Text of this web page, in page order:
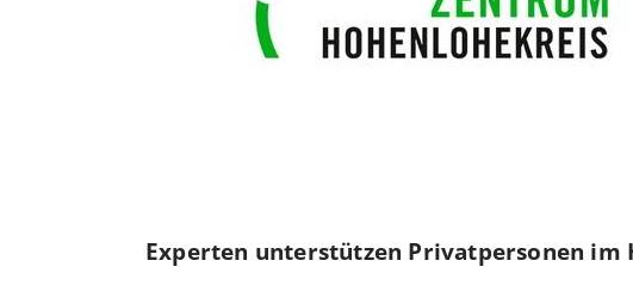
Experten unterstützen Privatpersonen im